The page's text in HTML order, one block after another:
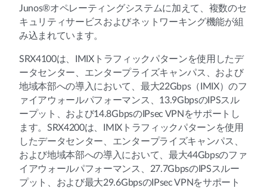
Junos®オペレーティングシステムに加えて、複数のセ
キュリティサービスおよびネットワーキング機能が組
み込まれています。
SRX4100は、IMIXトラフィックパターンを使用したデ
ータセンター、エンタープライズキャンパス、および
地域本部への導入において、最大22Gbps（IMIX）のフ
ァイアウォールパフォーマンス、13.9GbpsのIPSスル
ープット、および14.8GbpsのIPsec VPNをサポートし
ます。SRX4200は、IMIXトラフィックパターンを使用
したデータセンター、エンタープライズキャンパス、
および地域本部への導入において、最大44Gbpsのファ
イアウォールパフォーマンス、27.7GbpsのIPSスルー
プット、および最大29.6GbpsのIPsec VPNをサポート